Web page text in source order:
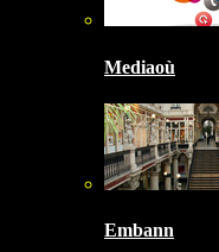
Mediaoù
Embann